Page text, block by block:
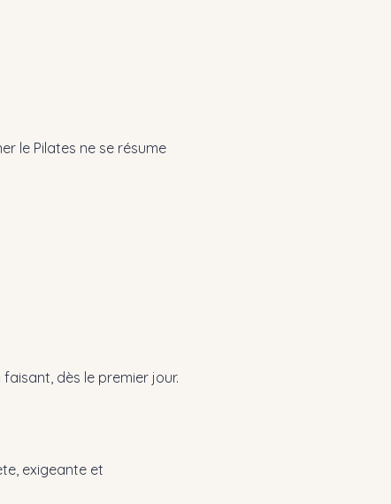
le Pilates ne se résume
dès le premier jour.
exigeante et